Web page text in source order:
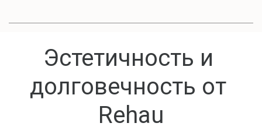
Эстетичность и
долговечность от
Rehau